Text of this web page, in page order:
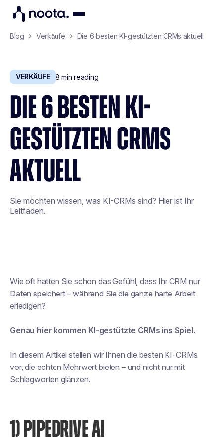
Blog Verkäufe Die 6 besten KI-gestützten CRMs aktuell
VERKÄUFE 8 min reading
DIE 6 BESTEN KI-
GESTÜTZTEN CRMS
AKTUELL
Sie möchten wissen, was KI-CRMs sind? Hier ist Ihr
Leitfaden.
Wie oft hatten Sie schon das Gefühl, dass Ihr CRM nur
Daten speichert – während Sie die ganze harte Arbeit
erledigen?
Genau hier kommen KI-gestützte CRMs ins Spiel.
In diesem Artikel stellen wir Ihnen die besten KI-CRMs
vor, die echten Mehrwert bieten – und nicht nur mit
Schlagworten glänzen.
1) PIPEDRIVE AI